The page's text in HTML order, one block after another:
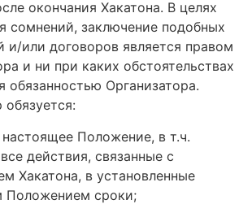
окончания Хакатона. В целях
сомнений, заключение подобных
и/или договоров является правом
и ни при каких обстоятельствах
обязанностью Организатора.
обязуется:
Положение, в т.ч.
действия, связанные с
Хакатона, в установленные
Положением сроки;